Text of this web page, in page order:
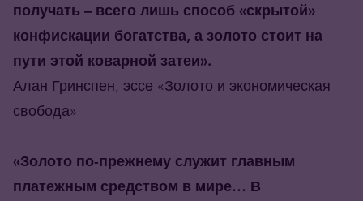
получать – всего лишь способ «скрытой»
конфискации богатства, а золото стоит на
пути этой коварной затеи».
Алан Гринспен, эссе «Золото и экономическая
свобода»
«Золото по-прежнему служит главным
платежным средством в мире… В